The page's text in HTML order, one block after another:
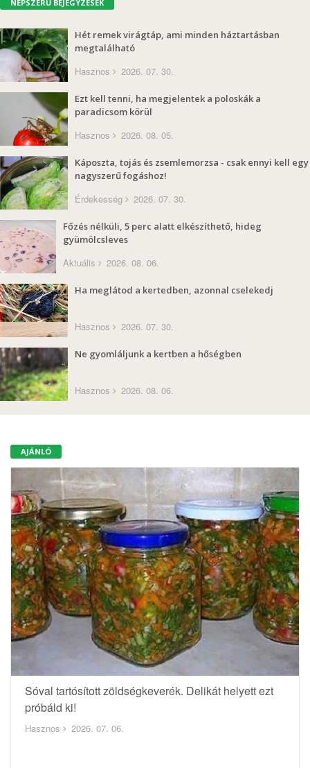
NÉPSZERŰ BEJEGYZÉSEK
Hét remek virágtáp, ami minden háztartásban
megtalálható
Hasznos 2026. 07. 30.
Ezt kell tenni, ha megjelentek a poloskák a
paradicsom körül
Hasznos 2026. 08. 05.
Káposzta, tojás és zsemlemorzsa - csak ennyi kell egy
nagyszerű fogáshoz!
Érdekesség 2026. 07. 30.
Főzés nélküli, 5 perc alatt elkészíthető, hideg
gyümölcsleves
Aktuális 2026. 08. 06.
Ha meglátod a kertedben, azonnal cselekedj
Hasznos 2026. 07. 30.
Ne gyomláljunk a kertben a hőségben
Hasznos 2026. 08. 06.
AJÁNLÓ
Sóval tartósított zöldségkeverék. Delikát helyett ezt
próbáld ki!
Hasznos 2026. 07. 06.